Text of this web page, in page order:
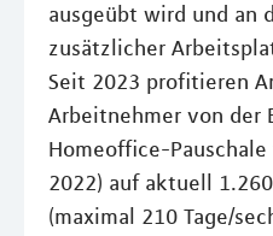
ausgeübt wird und an
zusätzlicher
Seit 2023 profitieren
Arbeitnehmer von der
Homeoffice-
2022) auf aktuell
(maximal 210 Tage/